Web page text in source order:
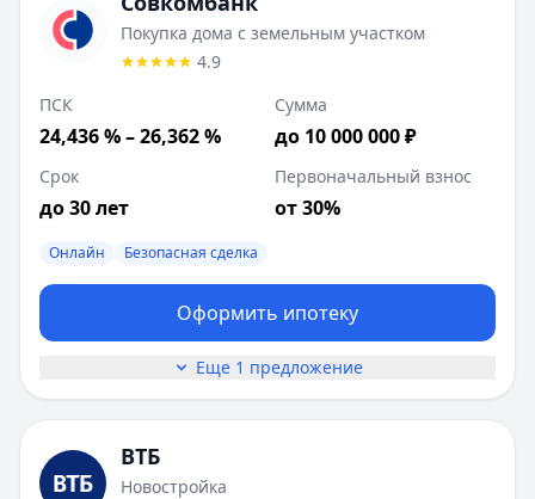
Покупка дома с земельным участком
4.9
ПСК
24,436 % – 26,362 %
Сумма
до 10 000 000 ₽
Срок
до 30 лет
Первоначальный взнос
от 30%
Онлайн Безопасная сделка
Оформить ипотеку
Еще 1 предложение
ВТБ
Новостройка